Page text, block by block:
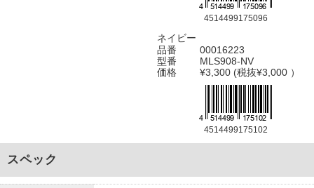
4514499175096
ネイビー
品番
00016223
型番
MLS908-NV
価格
¥3,300 (税抜¥3,000 ）
4514499175102
スペック